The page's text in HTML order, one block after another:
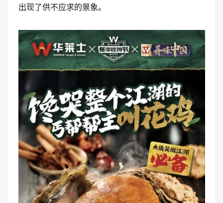
出现了供不应求的景象。